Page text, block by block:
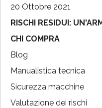
20 Ottobre 2021
RISCHI RESIDUI:
CHI COMPRA
Blog
Manualistica tecnica
Sicurezza macchine
Valutazione dei rischi